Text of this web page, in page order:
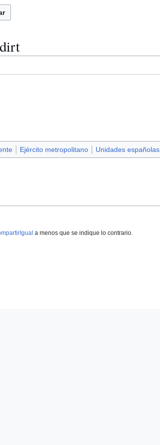
Ejército metropolitano Unidades españolas
a menos que se indique lo contrario.